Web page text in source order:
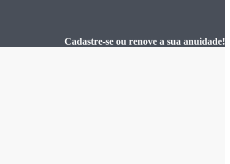
Cadastre-se ou renove a sua anuidade!